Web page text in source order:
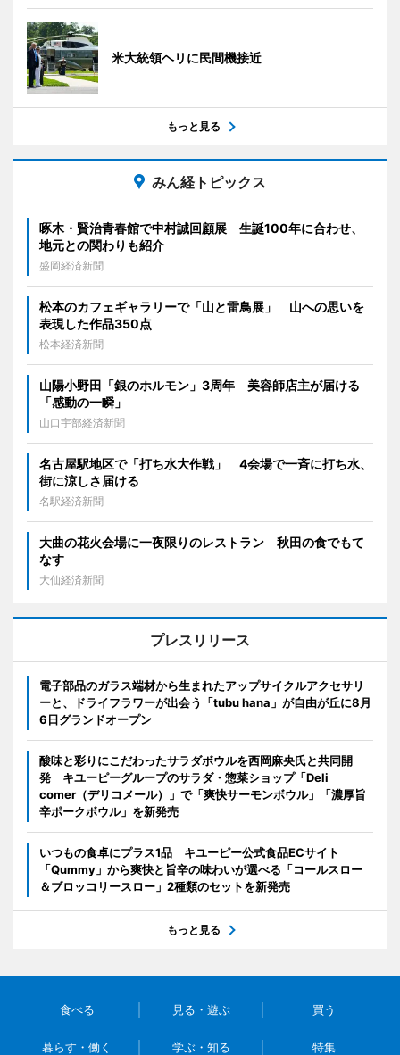
米大統領ヘリに民間機接近
もっと見る
みん経トピックス
啄木・賢治青春館で中村誠回顧展 生誕100年に合わせ、
地元との関わりも紹介
盛岡経済新聞
松本のカフェギャラリーで「山と雷鳥展」 山への思いを
表現した作品350点
松本経済新聞
山陽小野田「銀のホルモン」3周年 美容師店主が届ける
「感動の一瞬」
山口宇部経済新聞
名古屋駅地区で「打ち水大作戦」 4会場で一斉に打ち水、
街に涼しさ届ける
名駅経済新聞
大曲の花火会場に一夜限りのレストラン 秋田の食でもて
なす
大仙経済新聞
プレスリリース
電子部品のガラス端材から生まれたアップサイクルアクセサリ
ーと、ドライフラワーが出会う「tubu hana」が自由が丘に8月
6日グランドオープン
酸味と彩りにこだわったサラダボウルを西岡麻央氏と共同開
発 キユーピーグループのサラダ・惣菜ショップ「Deli
comer（デリコメール）」で「爽快サーモンボウル」「濃厚旨
辛ポークボウル」を新発売
いつもの食卓にプラス1品 キユーピー公式食品ECサイト
「Qummy」から爽快と旨辛の味わいが選べる「コールスロー
＆ブロッコリースロー」2種類のセットを新発売
もっと見る
食べる 見る・遊ぶ 買う
暮らす・働く 学ぶ・知る 特集